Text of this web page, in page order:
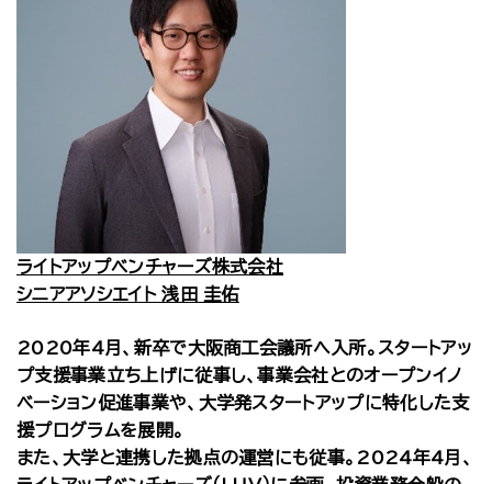
ライトアップベンチャーズ株式会社
シニアアソシエイト 浅田 圭佑
2020年4月、新卒で大阪商工会議所へ入所。スタートアッ
プ支援事業立ち上げに従事し、事業会社とのオープンイノ
ベーション促進事業や、大学発スタートアップに特化した支
援プログラムを展開。
また、大学と連携した拠点の運営にも従事。2024年4月、